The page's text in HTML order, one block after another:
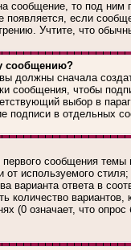
сообщение, то под
если
Учтите, что
сообщению?
должны сначала
сообщения, чтобы
выбор в
подписи в отдельных
первого сообщения
используемого
варианта ответа в
количество
(0 означает, что